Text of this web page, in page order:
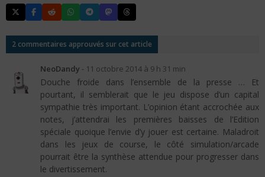
2 commentaires approuvés sur cet article
NeoDandy - 11 octobre 2014 à 9 h 31 min
Douche froide dans l’ensemble de la presse … Et
pourtant, il semblerait que le jeu dispose d’un capital
sympathie très important. L’opinion étant accrochée aux
notes, j’attendrai les premières baisses de l’Edition
spéciale quoique l’envie d’y jouer est certaine. Maladroit
dans les jeux de course, le côté simulation/arcade
pourrait être la synthèse attendue pour progresser dans
le divertissement.